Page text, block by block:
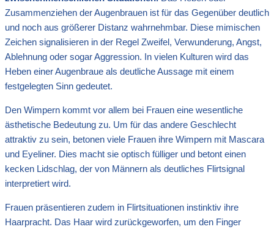
Zusammenziehen der Augenbrauen ist für das Gegenüber deutlich
und noch aus größerer Distanz wahrnehmbar. Diese mimischen
Zeichen signalisieren in der Regel Zweifel, Verwunderung, Angst,
Ablehnung oder sogar Aggression. In vielen Kulturen wird das
Heben einer Augenbraue als deutliche Aussage mit einem
festgelegten Sinn gedeutet.
Den Wimpern kommt vor allem bei Frauen eine wesentliche
ästhetische Bedeutung zu. Um für das andere Geschlecht
attraktiv zu sein, betonen viele Frauen ihre Wimpern mit Mascara
und Eyeliner. Dies macht sie optisch fülliger und betont einen
kecken Lidschlag, der von Männern als deutliches Flirtsignal
interpretiert wird.
Frauen präsentieren zudem in Flirtsituationen instinktiv ihre
Haarpracht. Das Haar wird zurückgeworfen, um den Finger